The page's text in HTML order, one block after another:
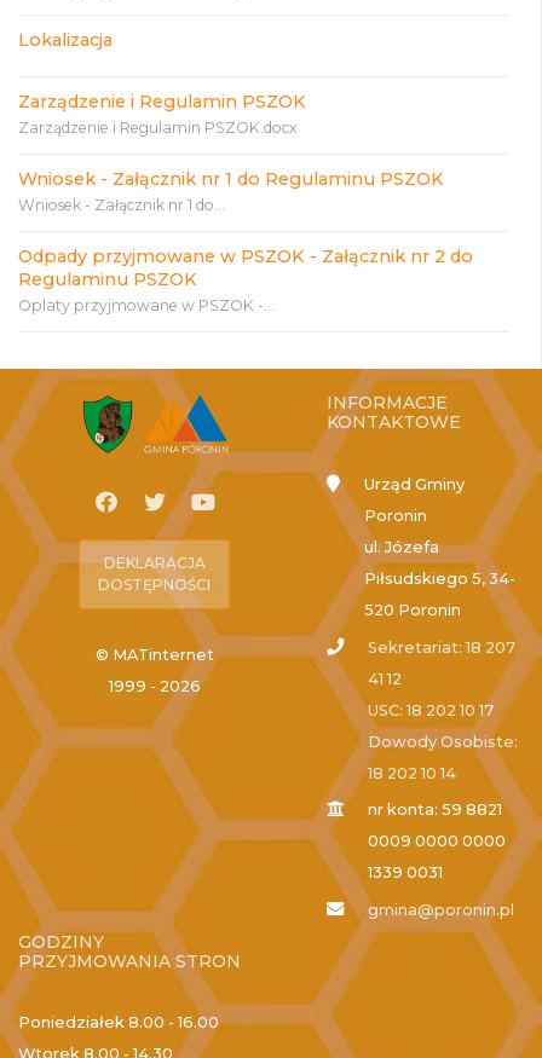
Lokalizacja
Zarządzenie i Regulamin PSZOK
Zarządzenie i Regulamin PSZOK.docx
Wniosek - Załącznik nr 1 do Regulaminu PSZOK
Wniosek - Załącznik nr 1 do...
Odpady przyjmowane w PSZOK - Załącznik nr 2 do
Regulaminu PSZOK
Oplaty przyjmowane w PSZOK -...
DEKLARACJA
DOSTĘPNOŚCI
© MATinternet
1999 - 2026
INFORMACJE
KONTAKTOWE
Urząd Gminy
Poronin
ul. Józefa
Piłsudskiego 5, 34-
520 Poronin
Sekretariat: 18 207
41 12
USC: 18 202 10 17
Dowody Osobiste:
18 202 10 14
nr konta: 59 8821
0009 0000 0000
1339 0031
gmina@poronin.pl
GODZINY
PRZYJMOWANIA STRON
Poniedziałek 8.00 - 16.00
Wtorek 8.00 - 14.30